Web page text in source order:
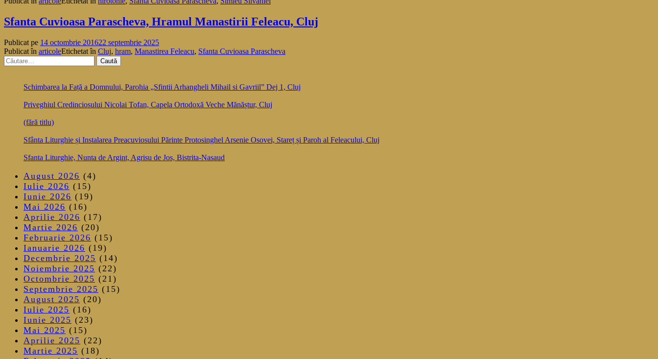
Sfanta Cuvioasa Parascheva, Hramul Manastirii Feleacu, Cluj
Publicat pe 14 octombrie 201622 septembrie 2025
Publicat în articoleEtichetat în Cluj, hram, Manastirea Feleacu, Sfanta Cuvioasa Parascheva
Caută
după:
Schimbarea la Față a Domnului, Parohia „Sfintii Arhangheli Mihail si Gavriil” Dej 1, Cluj
Priveghiul Credinciosului Nicolai Tofan, Capela Ortodoxă Veche Mănăștur, Cluj
(fără titlu)
Sfânta Liturghie și Instalarea Preacuviosului Părinte Protosinghel Arsenie Osovei, Stareț și Paroh al Feleacului, Cluj
Sfanta Liturghie, Nunta de Argint, Agrisu de Jos, Bistrita-Nasaud
August 2026 (4)
Iulie 2026 (15)
Iunie 2026 (19)
Mai 2026 (16)
Aprilie 2026 (17)
Martie 2026 (20)
Februarie 2026 (15)
Ianuarie 2026 (19)
Decembrie 2025 (14)
Noiembrie 2025 (22)
Octombrie 2025 (21)
Septembrie 2025 (15)
August 2025 (20)
Iulie 2025 (16)
Iunie 2025 (23)
Mai 2025 (15)
Aprilie 2025 (22)
Martie 2025 (18)